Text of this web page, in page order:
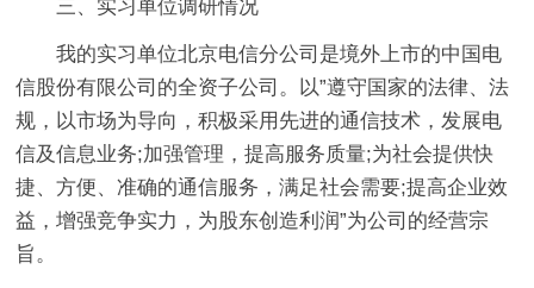
三、实习单位调研情况
我的实习单位北京电信分公司是境外上市的中国电
信股份有限公司的全资子公司。以”遵守国家的法律、法
规，以市场为导向，积极采用先进的通信技术，发展电
信及信息业务;加强管理，提高服务质量;为社会提供快
捷、方便、准确的通信服务，满足社会需要;提高企业效
益，增强竞争实力，为股东创造利润”为公司的经营宗
旨。